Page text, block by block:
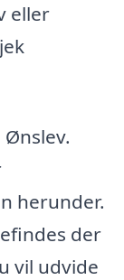
eller
herunder.
der
vil udvide